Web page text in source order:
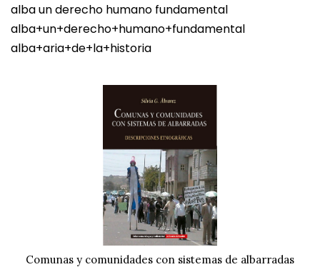
alba un derecho humano fundamental
alba+un+derecho+humano+fundamental
alba+aria+de+la+historia
Comunas y comunidades con sistemas de albarradas